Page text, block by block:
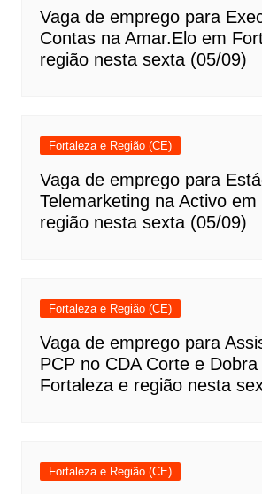
Vaga de emprego para
Contas na Amar.Elo em
região nesta sexta (05/09)
Fortaleza e Região (CE)
Vaga de emprego para
Telemarketing na Activo
região nesta sexta (05/09)
Fortaleza e Região (CE)
Vaga de emprego para
PCP no CDA Corte e Dobra
Fortaleza e região nesta
Fortaleza e Região (CE)